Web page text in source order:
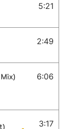
5:21
2:49
6:06
3:17